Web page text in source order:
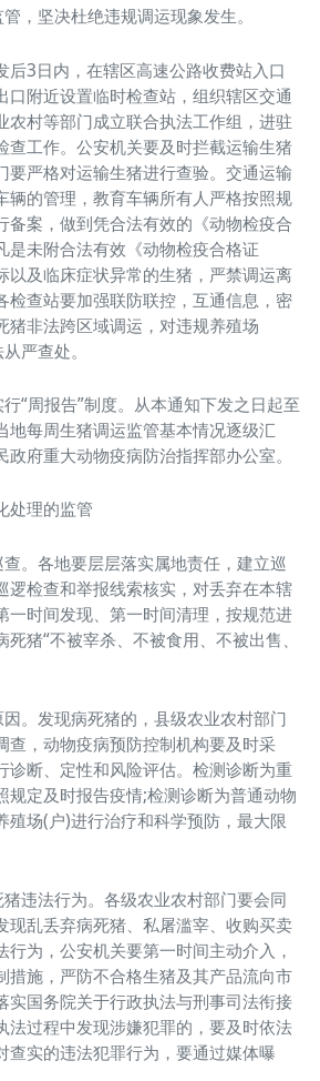
，坚决杜绝违规调运现象发生。
后3日内，在辖区高速公路收费站入口
口附近设置临时检查站，组织辖区交通
农村等部门成立联合执法工作组，进驻
查工作。公安机关要及时拦截运输生猪
要严格对运输生猪进行查验。交通运输
辆的管理，教育车辆所有人严格按照规
备案，做到凭合法有效的《动物检疫合
是未附合法有效《动物检疫合格证
以及临床症状异常的生猪，严禁调运离
检查站要加强联防联控，互通信息，密
猪非法跨区域调运，对违规养殖场
严查处。
“周报告”制度。从本通知下发之日起至
地每周生猪调运监管基本情况逐级汇
府重大动物疫病防治指挥部办公室。
处理的监管
。各地要层层落实属地责任，建立巡
逻检查和举报线索核实，对丢弃在本辖
一时间发现、第一时间清理，按规范进
猪“不被宰杀、不被食用、不被出售、
。发现病死猪的，县级农业农村部门
查，动物疫病预防控制机构要及时采
诊断、定性和风险评估。检测诊断为重
规定及时报告疫情;检测诊断为普通动物
殖场(户)进行治疗和科学预防，最大限
违法行为。各级农业农村部门要会同
现乱丢弃病死猪、私屠滥宰、收购买卖
为，公安机关要第一时间主动介入，
措施，严防不合格生猪及其产品流向市
实国务院关于行政执法与刑事司法衔接
法过程中发现涉嫌犯罪的，要及时依法
查实的违法犯罪行为，要通过媒体曝